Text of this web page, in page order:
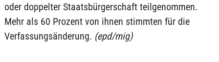
oder doppelter Staatsbürgerschaft teilgenommen.
Mehr als 60 Prozent von ihnen stimmten für die
Verfassungsänderung. (epd/mig)